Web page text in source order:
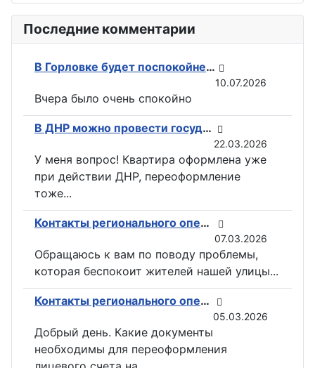
Последние комментарии
В Горловке будет поспокойней: ВС РФ возвели флаги на всех ключевых точках при освобождении Константиновки
10.07.2026
Вчера было очень спокойно
В ДНР можно провести государственную регистрацию прав на недвижимость в электронном виде
22.03.2026
У меня вопрос! Квартира оформлена уже
при действии ДНР, переоформление
тоже...
Контакты регионального оператора по вывозу ТКО ГУП «ДОНСНАБКОМПЛЕКТ» в Горловке
07.03.2026
Обращаюсь к вам по поводу проблемы,
которая беспокоит жителей нашей улицы...
Контакты регионального оператора по вывозу ТКО ГУП «ДОНСНАБКОМПЛЕКТ» в Горловке
05.03.2026
Добрый день. Какие документы
необходимы для переоформления